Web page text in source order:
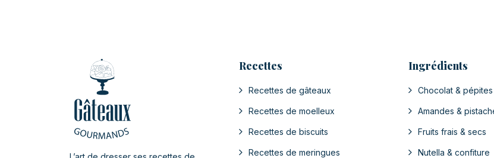
Recettes
Recettes de gâteaux
Recettes de moelleux
Recettes de biscuits
Recettes de meringues
Ingrédients
Chocolat & pépites
Amandes &
Fruits frais & secs
Nutella & confiture